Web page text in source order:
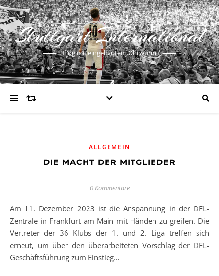
Stuttgart International
Blog mit eingebautem Ohrwurm
ALLGEMEIN
DIE MACHT DER MITGLIEDER
0 Kommentare
Am 11. Dezember 2023 ist die Anspannung in der DFL-
Zentrale in Frankfurt am Main mit Händen zu greifen. Die
Vertreter der 36 Klubs der 1. und 2. Liga treffen sich
erneut, um über den überarbeiteten Vorschlag der DFL-
Geschäftsführung zum Einstieg…